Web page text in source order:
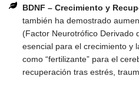
BDNF – Crecimiento y
también ha demostrado
(Factor Neurotrófico Derivado
esencial para el crecimiento y
como “fertilizante” para el
recuperación tras estrés,